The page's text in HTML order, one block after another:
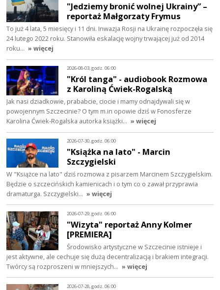
"Jedziemy bronić wolnej Ukrainy” –
reportaż Małgorzaty Frymus
To już 4 lata, 5 miesięcy i 11 dni. Inwazja Rosji na Ukrainę rozpoczęła się
24 lutego 2022 roku. Stanowiła eskalację wojny trwającej już od 2014
roku… » więcej
2026-08-03, godz. 06:00
"Król tanga" - audiobook Rozmowa
z Karoliną Ćwiek-Rogalską
Jak nasi dziadkowie, prababcie, ciocie i mamy odnajdywali się w
powojennym Szczecinie? O tym m.in opowie dziś w Fonosferze
Karolina Ćwiek-Rogalska autorka książki… » więcej
2026-07-30, godz. 06:00
"Książka na lato" - Marcin
Szczygielski
W "Książce na lato" dziś rozmowa z pisarzem Marcinem Szczygielskim.
Będzie o szczecińskich kamienicach i o tym co o zawał przyprawia
dramaturga. Szczygielski… » więcej
2026-07-29, godz. 06:00
"Wizyta" reportaż Anny Kolmer
[PREMIERA]
Środowisko artystyczne w Szczecinie istnieje i
jest aktywne, ale cechuje się dużą decentralizacją i brakiem integracji.
Twórcy są rozproszeni w mniejszych… » więcej
2026-07-28, godz. 06:00